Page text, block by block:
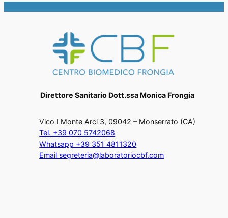
Direttore Sanitario Dott.ssa Monica Frongia
Vico I Monte Arci 3, 09042 – Monserrato (CA)
Tel. +39 070 5742068
Whatsapp +39 351 4811320
Email segreteria@laboratoriocbf.com